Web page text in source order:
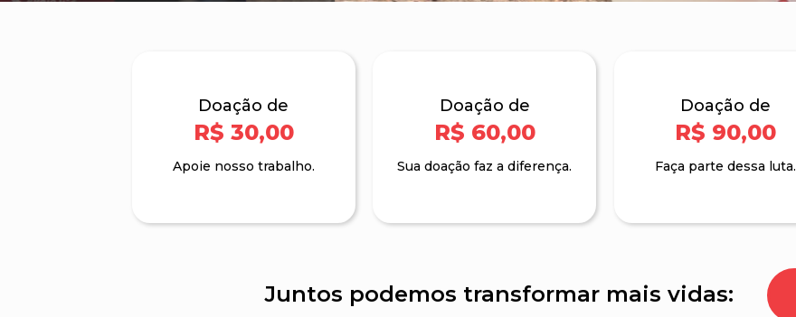
Doação de
R$ 30,00
Apoie nosso trabalho.
Doação de
R$ 60,00
Sua doação faz a diferença.
Doação de
R$ 90,00
Faça parte dessa luta.
Juntos podemos transformar mais vidas: